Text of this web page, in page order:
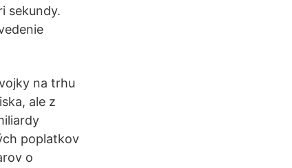
sekundy.
na trhu
ale z
poplatkov
o